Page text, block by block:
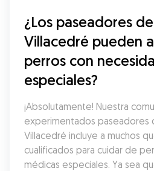
¿Los paseadores
Villacedré pueden
perros con
especiales?
¡Absolutamente! Nuestra
experimentados paseadores
Villacedré incluye a muchos
cualificados para cuidar de
médicas especiales. Ya sea